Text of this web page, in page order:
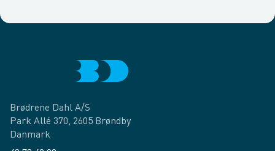
Brødrene Dahl A/S
Park Allé 370, 2605 Brøndby
Danmark